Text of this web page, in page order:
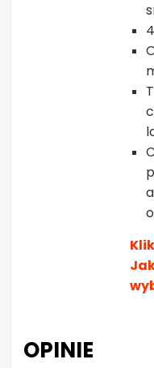
OPINIE